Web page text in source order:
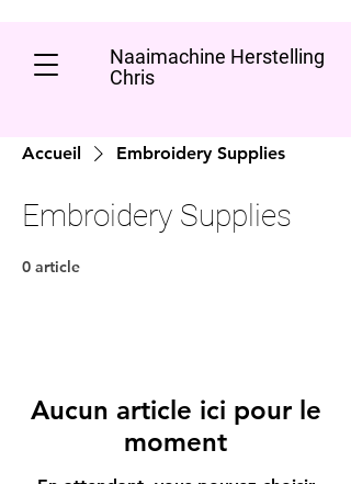
Naaimachine Herstelling
Chris
Accueil Embroidery Supplies
Embroidery Supplies
0 article
Aucun article ici pour le
moment